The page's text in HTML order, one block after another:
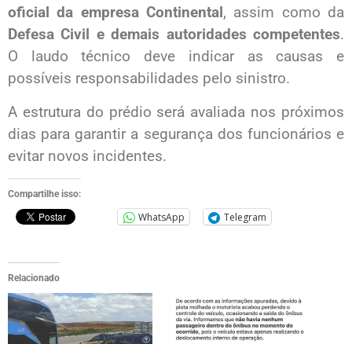
oficial da empresa Continental, assim como da
Defesa Civil e demais autoridades competentes.
O laudo técnico deve indicar as causas e
possíveis responsabilidades pelo sinistro.
A estrutura do prédio será avaliada nos próximos
dias para garantir a segurança dos funcionários e
evitar novos incidentes.
Compartilhe isso:
WhatsApp Telegram
Relacionado